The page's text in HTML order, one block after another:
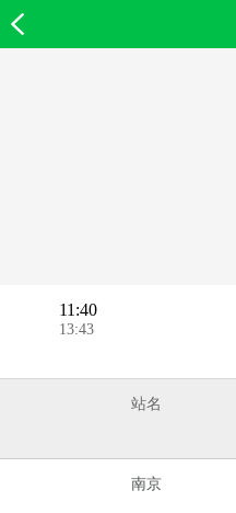
11:40
13:43
站名
南京